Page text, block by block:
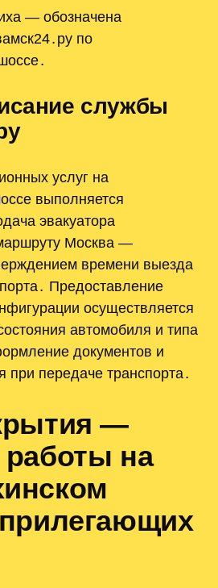
— обозначена
по
службы
услуг на
выполняется
эвакуатора
Москва —
времени выезда
Предоставление
осуществляется
автомобиля и типа
документов и
при передаче транспорта․
—
на